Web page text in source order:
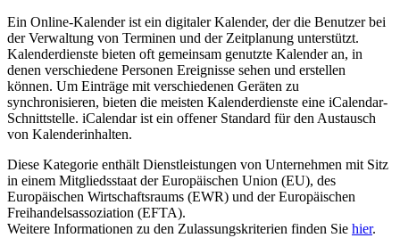
Ein Online-Kalender ist ein digitaler Kalender, der die Benutzer bei
der Verwaltung von Terminen und der Zeitplanung unterstützt.
Kalenderdienste bieten oft gemeinsam genutzte Kalender an, in
denen verschiedene Personen Ereignisse sehen und erstellen
können. Um Einträge mit verschiedenen Geräten zu
synchronisieren, bieten die meisten Kalenderdienste eine iCalendar-
Schnittstelle. iCalendar ist ein offener Standard für den Austausch
von Kalenderinhalten.
Diese Kategorie enthält Dienstleistungen von Unternehmen mit Sitz
in einem Mitgliedsstaat der Europäischen Union (EU), des
Europäischen Wirtschaftsraums (EWR) und der Europäischen
Freihandelsassoziation (EFTA).
Weitere Informationen zu den Zulassungskriterien finden Sie hier.